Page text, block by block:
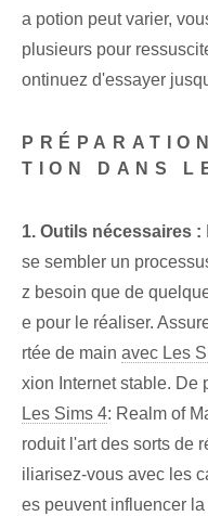
a potion peut varier,
plusieurs pour
ontinuez d'essayer
TION DANS
1. Outils nécessaires :
se sembler un
z besoin que de
e pour le réaliser.
rtée de main avec Les
xion Internet stable. De
Les Sims 4: Realm of
roduit l'art des sorts de
iliarisez-vous avec les
es peuvent influencer